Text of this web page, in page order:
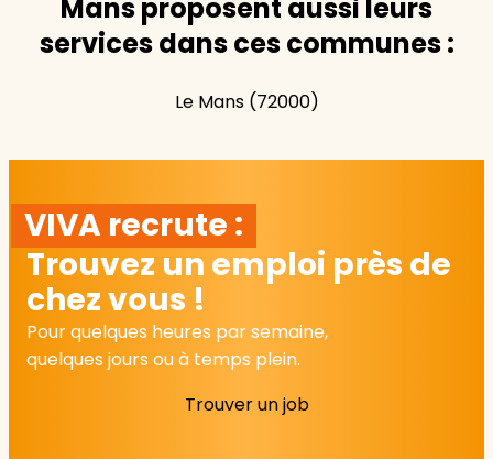
Mans proposent aussi leurs
services dans ces communes :
Le Mans (72000)
VIVA recrute :
Trouvez un emploi près de
chez vous !
Pour quelques heures par semaine,
quelques jours ou à temps plein.
Trouver un job